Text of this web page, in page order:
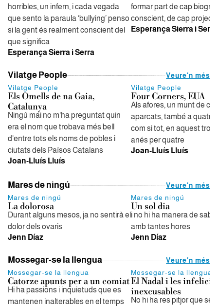
horribles, un infern, i cada vegada
que sento la paraula ‘bullying’ penso
si la gent és realment conscient del
que significa
Esperança Sierra i Serra
formar part de cap
conscient, de cap
Esperança Sierra i Serra
Vilatge People
Veure'n més
Vilatge People
Els Omells de na Gaia,
Catalunya
Ningú mai no m'ha preguntat quin
era el nom que trobava més bell
d'entre tots els noms de pobles i
ciutats dels Països Catalans
Joan-Lluís Lluís
Vilatge People
Four Corners, EUA
Als afores, un munt de
aparcats, també a quatre
com si tot, en aquest tros
anés per quatre
Joan-Lluís Lluís
Mares de ningú
Veure'n més
Mares de ningú
La dolorosa
Durant alguns mesos, ja no sentirà el
dolor dels ovaris
Jenn Díaz
Mares de ningú
Un sol dia
i no hi ha manera de
amb tantes hores
Jenn Díaz
Mossegar-se la llengua
Veure'n més
Mossegar-se la llengua
Catorze apunts per a un comiat
Hi ha passions i inquietuds que es
mantenen inalterables en el temps
Mossegar-se la llengua
El Nadal i les
inexcusables
No hi ha res pitjor que